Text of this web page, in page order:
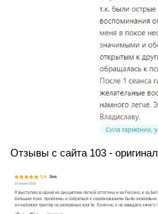
Отзывы с сайта 103 - оригинал